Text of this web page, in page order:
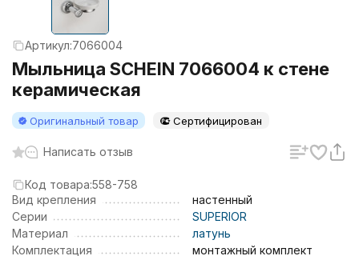
Артикул:7066004
Мыльница SCHEIN 7066004 к стене
керамическая
Оригинальный товар Сертифицирован
Написать отзыв
Код товара:558-758
Вид крепления
настенный
Серии
SUPERIOR
Материал
латунь
Комплектация
монтажный комплект